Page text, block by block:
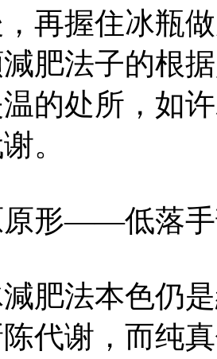
再握住冰瓶
減肥法子的根
的处所，如
。
原形——低落手
肥法本色仍
代谢，而纯